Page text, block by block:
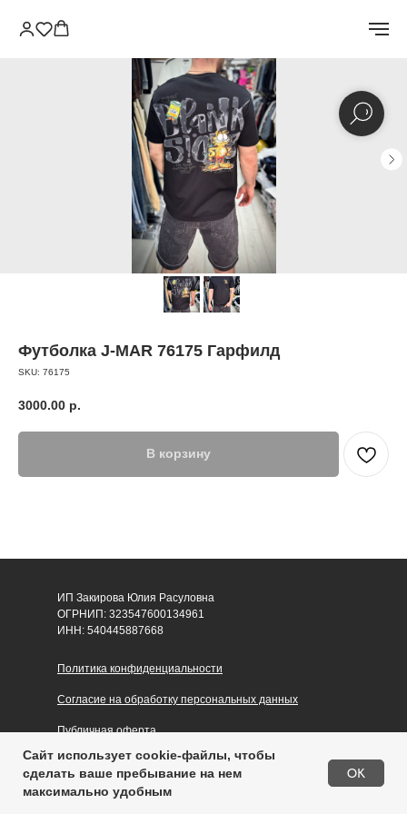
Футболка J-MAR 76175 Гарфилд
SKU: 76175
3000.00 р.
В корзину
Сайт использует cookie-файлы, чтобы
сделать ваше пребывание на нем
максимально удобным
OK
ИП Закирова Юлия Расуловна
ОГРНИП: 323547600134961
ИНН: 540445887668
Политика конфиденциальности
Согласие на обработку персональных данных
Публичная оферта